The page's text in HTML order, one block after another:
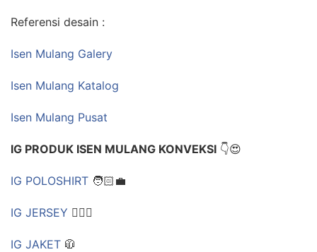
Referensi desain :
Isen Mulang Galery
Isen Mulang Katalog
Isen Mulang Pusat
IG PRODUK ISEN MULANG KONVEKSI 👇😍
IG POLOSHIRT 🧑🏻‍💼
IG JERSEY 🏃🏻‍♀
IG JAKET 🧥